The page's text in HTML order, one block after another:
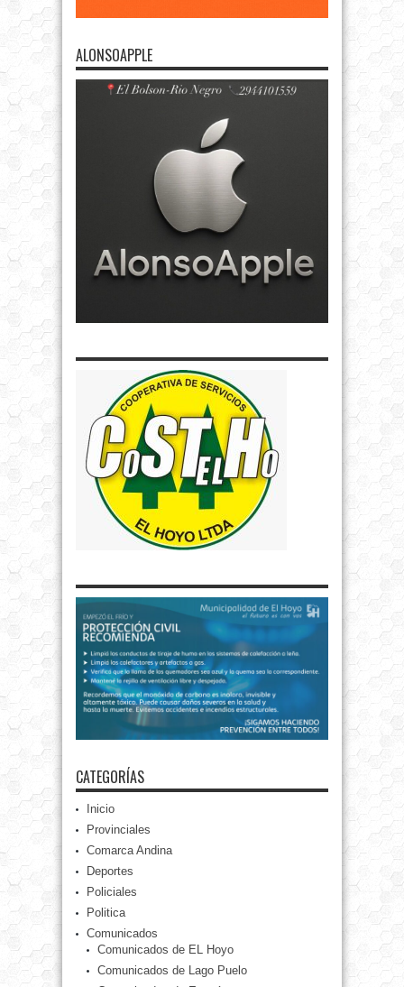
ALONSOAPPLE
CATEGORÍAS
Inicio
Provinciales
Comarca Andina
Deportes
Policiales
Politica
Comunicados
Comunicados de EL Hoyo
Comunicados de Lago Puelo